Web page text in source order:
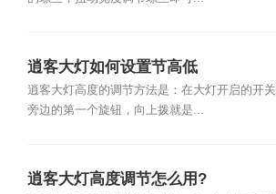
逍客大灯如何设置节高低
逍客大灯高度的调节方法是：在大灯开启的开关
旁边的第一个旋钮，向上拨就是...
逍客大灯高度调节怎么用?